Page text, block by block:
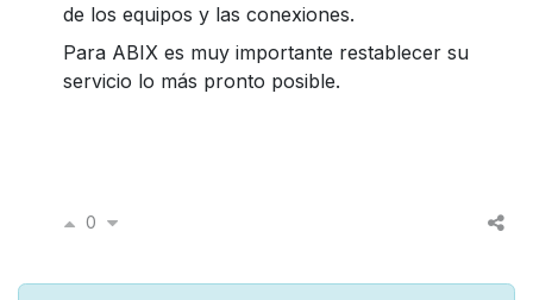
de los equipos y las conexiones.
Para ABIX es muy importante restablecer su
servicio lo más pronto posible.
0